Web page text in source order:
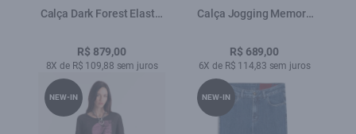
Calça Dark Forest Elastic
R$ 879,00
8X de R$ 109,88 sem juros
Calça Jogging Memory
R$ 689,00
6X de R$ 114,83 sem juros
NEW-IN NEW-IN